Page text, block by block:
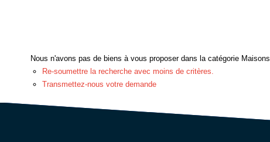
Nous n'avons pas de biens à vous proposer dans la catégorie
Re-soumettre la recherche avec moins de critères.
Transmettez-nous votre demande